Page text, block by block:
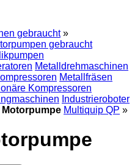
gebraucht »
gebraucht
Metalldrehmaschinen
Metallfräsen
Kompressoren
Industrieroboter
Motorpumpe Multiquip QP »